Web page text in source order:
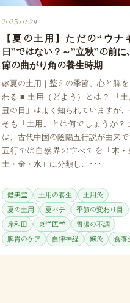
2025.07.29
【夏の土用】ただの“ウナ
日”ではない？～”立秋”の前に
節の曲がり角の養生時期
🌿夏の土用｜整えの季節、心と脾
わる ■ 土用（どよう）とは？ 「土
丑の日」はよく知られていますが、
そも「土用」とは何でしょうか？
は、古代中国の陰陽五行説が由来で
五行では自然界のすべてを「木・
土・金・水」に分類し、･･･
健美堂 土用の養生
土用灸
夏の土用
夏バテ
季節の変わり目
岸和田
東洋医学
胃腸の不調
脾胃のケア
自律神経 鍼灸 食養